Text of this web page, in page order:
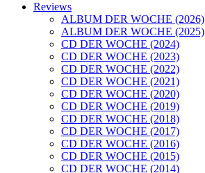
Reviews
ALBUM DER WOCHE (2026)
ALBUM DER WOCHE (2025)
CD DER WOCHE (2024)
CD DER WOCHE (2023)
CD DER WOCHE (2022)
CD DER WOCHE (2021)
CD DER WOCHE (2020)
CD DER WOCHE (2019)
CD DER WOCHE (2018)
CD DER WOCHE (2017)
CD DER WOCHE (2016)
CD DER WOCHE (2015)
CD DER WOCHE (2014)